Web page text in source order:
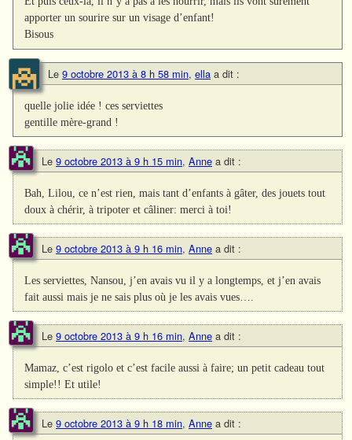
apporter un sourire sur un visage d’enfant!
Bisous
Le 9 octobre 2013 à 8 h 58 min, ella a dit :
quelle jolie idée ! ces serviettes
gentille mère-grand !
Le 9 octobre 2013 à 9 h 15 min, Anne a dit :
Bah, Lilou, ce n’est rien, mais tant d’enfants à gâter, des jouets tout
doux à chérir, à tripoter et câliner: merci à toi!
Le 9 octobre 2013 à 9 h 16 min, Anne a dit :
Les serviettes, Nansou, j’en avais vu il y a longtemps, et j’en avais
fait aussi mais je ne sais plus où je les avais vues….
Le 9 octobre 2013 à 9 h 16 min, Anne a dit :
Mamaz, c’est rigolo et c’est facile aussi à faire; un petit cadeau tout
simple!! Et utile!
Le 9 octobre 2013 à 9 h 18 min, Anne a dit :